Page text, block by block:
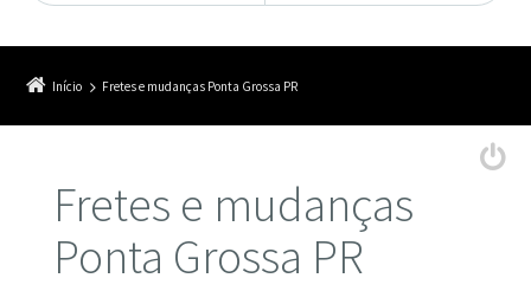
Início Fretes e mudanças Ponta Grossa PR
Fretes e mudanças
Ponta Grossa PR